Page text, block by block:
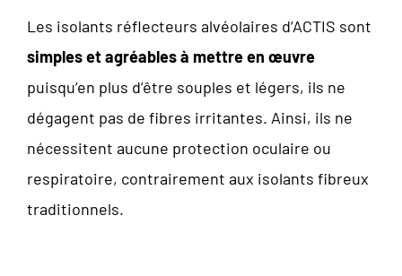
Les isolants réflecteurs alvéolaires d’ACTIS sont
simples et agréables à mettre en œuvre
puisqu’en plus d’être souples et légers, ils ne
dégagent pas de fibres irritantes. Ainsi, ils ne
nécessitent aucune protection oculaire ou
respiratoire, contrairement aux isolants fibreux
traditionnels.